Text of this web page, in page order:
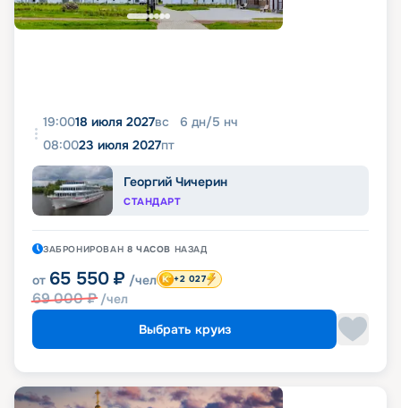
19:0018 июля 2027вс 6 дн/5 нч
08:0023 июля 2027пт
Георгий Чичерин
СТАНДАРТ
ЗАБРОНИРОВАН 8 ЧАСОВ НАЗАД
от 65 550 ₽ /чел
69 000₽ /чел
+2 027
Выбрать круиз